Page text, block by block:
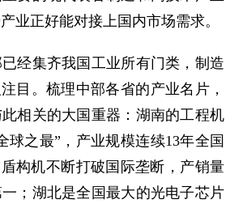
业正好能对接上国内市场需求。
集齐我国工业所有门类，制造
目。梳理中部各省的产业名片，
相关的大国重器：湖南的工程机
球之最”，产业规模连续13年全国
构机不断打破国际垄断，产销量
；湖北是全国最大的光电子芯片